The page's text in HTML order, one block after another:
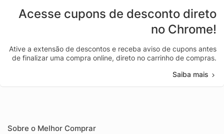
Acesse cupons de desconto direto
no Chrome!
Ative a extensão de descontos e receba aviso de cupons antes
de finalizar uma compra online, direto no carrinho de compras.
Saiba mais
Sobre o Melhor Comprar